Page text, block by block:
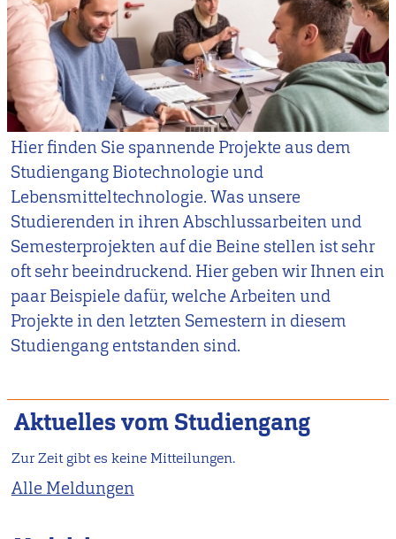
Hier finden Sie spannende Projekte aus dem
Studiengang Biotechnologie und
Lebensmitteltechnologie. Was unsere
Studierenden in ihren Abschlussarbeiten und
Semesterprojekten auf die Beine stellen ist sehr
oft sehr beeindruckend. Hier geben wir Ihnen ein
paar Beispiele dafür, welche Arbeiten und
Projekte in den letzten Semestern in diesem
Studiengang entstanden sind.
Aktuelles vom Studiengang
Zur Zeit gibt es keine Mitteilungen.
Alle Meldungen